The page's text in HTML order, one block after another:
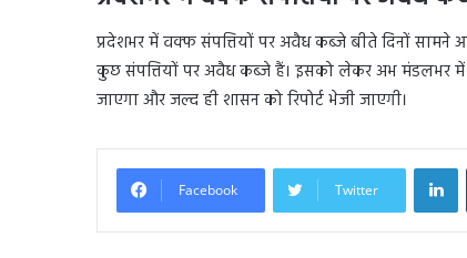
प्रदेशभर में वक्फ संपत्तियों पर अवैध कब्जे बीते दिनों
कुछ संपत्तियों पर अवैध कब्जे हैं। इसको लेकर अभ मंडलभर में
जाएगा और जल्द ही शासन को रिपोर्ट भेजी जाएगी।
Facebook Twitter